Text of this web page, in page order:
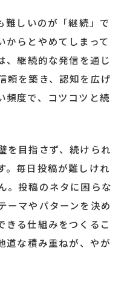
難しいのが「継続」で
からとやめてしまって
、継続的な発信を通じ
頼を築き、認知を広げ
頻度で、コツコツと続
を目指さず、続けられ
。毎日投稿が難しけれ
。投稿のネタに困らな
ーマやパターンを決め
きる仕組みをつくるこ
道な積み重ねが、やが